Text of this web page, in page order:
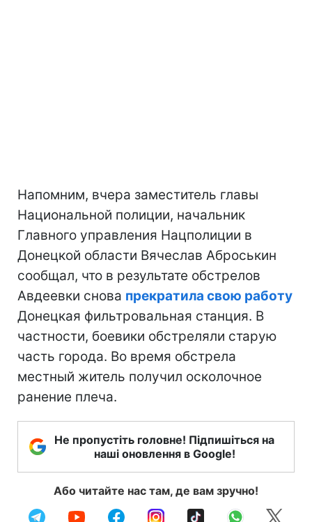
Напомним, вчера заместитель главы
Национальной полиции, начальник
Главного управления Нацполиции в
Донецкой области Вячеслав Аброськин
сообщал, что в результате обстрелов
Авдеевки снова прекратила свою работу
Донецкая фильтровальная станция. В
частности, боевики обстреляли старую
часть города. Во время обстрела
местный житель получил осколочное
ранение плеча.
Не пропустіть головне! Підпишіться на
наші оновлення в Google!
Або читайте нас там, де вам зручно!